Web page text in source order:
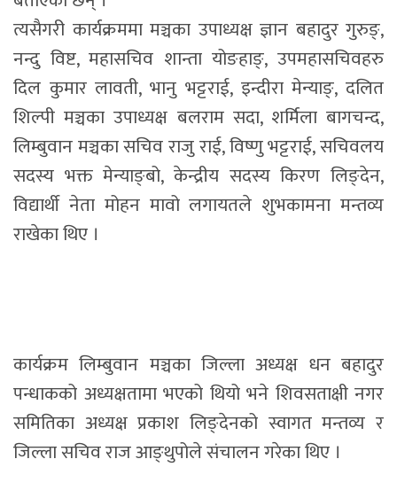
त्यसैगरी कार्यक्रममा मञ्चका उपाध्यक्ष ज्ञान बहादुर गुरुङ्,
नन्दु विष्ट, महासचिव शान्ता योङहाङ्, उपमहासचिवहरु
दिल कुमार लावती, भानु भट्टराई, इन्दीरा मेन्याङ्, दलित
शिल्पी मञ्चका उपाध्यक्ष बलराम सदा, शर्मिला बागचन्द,
लिम्बुवान मञ्चका सचिव राजु राई, विष्णु भट्टराई, सचिवलय
सदस्य भक्त मेन्याङ्बो, केन्द्रीय सदस्य किरण लिङ्देन,
विद्यार्थी नेता मोहन मावो लगायतले शुभकामना मन्तव्य
राखेका थिए ।
कार्यक्रम लिम्बुवान मञ्चका जिल्ला अध्यक्ष धन बहादुर
पन्धाकको अध्यक्षतामा भएको थियो भने शिवसताक्षी नगर
समितिका अध्यक्ष प्रकाश लिङ्देनको स्वागत मन्तव्य र
जिल्ला सचिव राज आङ्थुपोले संचालन गरेका थिए ।